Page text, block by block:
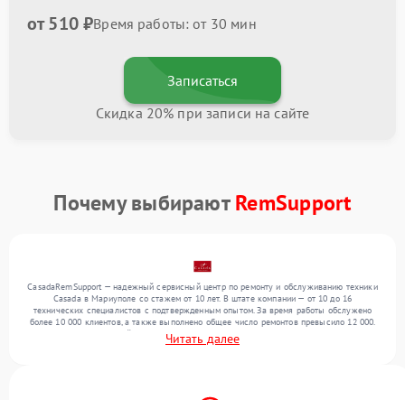
от 510 ₽Время работы: от 30 мин
Записаться
Скидка 20% при записи на сайте
Почему выбираютRemSupport
CasadaRemSupport — надежный сервисный центр по ремонту и обслуживанию техники
Casada в Мариуполе со стажем от 10 лет. В штате компании — от 10 до 16
технических специалистов с подтвержденным опытом. За время работы обслужено
более 10 000 клиентов, а также выполнено общее число ремонтов превысило 12 000.
Ежемесячно в сервисный центр поступает свыше 300 единиц техники, включая , , . Мы
работаем с широким спектром неисправностей и гарантируем высокое качество
Читать далее